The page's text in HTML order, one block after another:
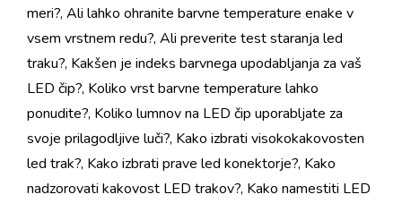
meri?, Ali lahko ohranite barvne temperature enake v
vsem vrstnem redu?, Ali preverite test staranja led
traku?, Kakšen je indeks barvnega upodabljanja za vaš
LED čip?, Koliko vrst barvne temperature lahko
ponudite?, Koliko lumnov na LED čip uporabljate za
svoje prilagodljive luči?, Kako izbrati visokokakovosten
led trak?, Kako izbrati prave led konektorje?, Kako
nadzorovati kakovost LED trakov?, Kako namestiti LED